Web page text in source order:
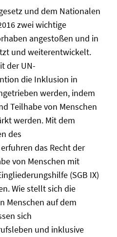
und dem Nationalen
zwei wichtige
angestoßen und in
und weiterentwickelt.
der UN-
die Inklusion in
werden, indem
Teilhabe von Menschen
werden. Mit dem
des
das Recht der
von Menschen mit
(SGB IX)
Wie stellt sich die
Menschen auf dem
sich
und inklusive